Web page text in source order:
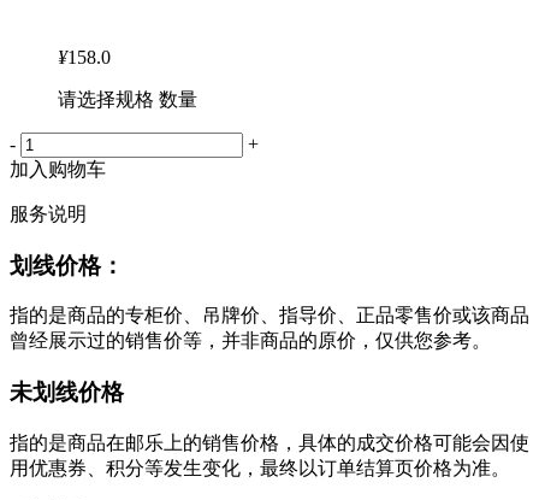
¥158.0
请选择规格 数量
-
+
加入购物车
服务说明
划线价格：
指的是商品的专柜价、吊牌价、指导价、正品零售价或该商品
曾经展示过的销售价等，并非商品的原价，仅供您参考。
未划线价格
指的是商品在邮乐上的销售价格，具体的成交价格可能会因使
用优惠券、积分等发生变化，最终以订单结算页价格为准。